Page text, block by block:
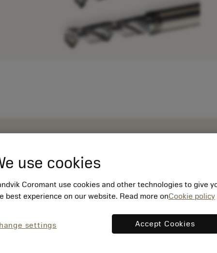
use cookies
Coromant use cookies and other technologies to give
best experience on our website. Read more onCookie policy
settings Accept Cookies